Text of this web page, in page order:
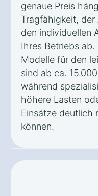
genaue Preis
Tragfähigkeit,
den individuellen
Ihres Betriebs ab.
Modelle für den
sind ab ca.
während
höhere Lasten
Einsätze deutlich
können.